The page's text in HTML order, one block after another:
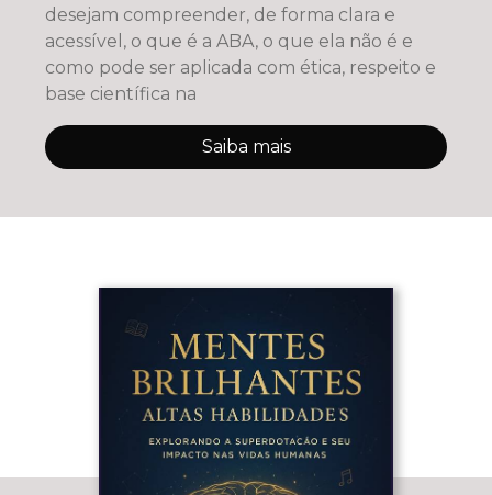
desejam compreender, de forma clara e
acessível, o que é a ABA, o que ela não é e
como pode ser aplicada com ética, respeito e
base científica na
Saiba mais